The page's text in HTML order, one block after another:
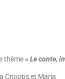
thème« Le conte,
Cnoops et Maria